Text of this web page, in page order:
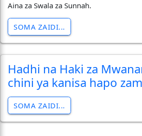
Aina za Swala za Sunnah.
SOMA ZAIDI...
Hadhi na Haki za
chini ya kanisa hapo
SOMA ZAIDI...